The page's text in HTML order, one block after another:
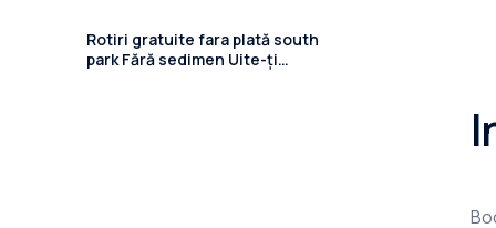
Rotiri gratuite fara plată south
park Fără sedimen Uite-ți